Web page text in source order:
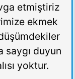
etmiştiriz
ekmek
saygı duyun
yoktur.